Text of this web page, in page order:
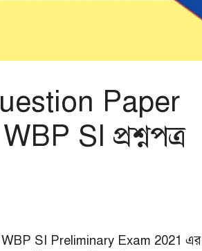
Paper
SI প্রশ্নপত্র
WBP SI Preliminary Exam 2021 এর